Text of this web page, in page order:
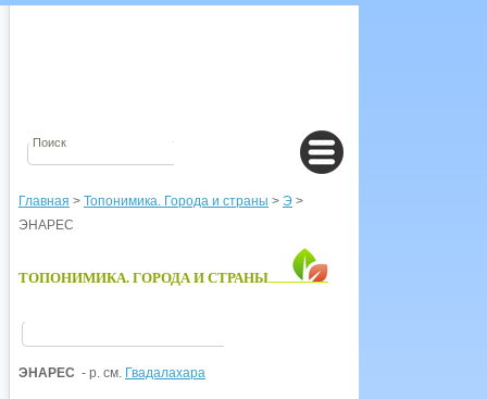
Главная > Топонимика. Города и страны > Э >
ЭНАРЕС
ТОПОНИМИКА. ГОРОДА И СТРАНЫ
ЭНАРЕС - р. см. Гвадалахара